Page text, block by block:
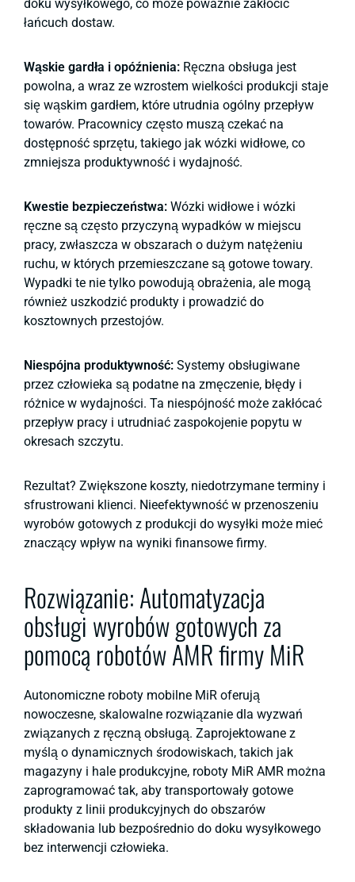
doku wysyłkowego, co może poważnie zakłócić
łańcuch dostaw.
Wąskie gardła i opóźnienia: Ręczna obsługa jest
powolna, a wraz ze wzrostem wielkości produkcji staje
się wąskim gardłem, które utrudnia ogólny przepływ
towarów. Pracownicy często muszą czekać na
dostępność sprzętu, takiego jak wózki widłowe, co
zmniejsza produktywność i wydajność.
Kwestie bezpieczeństwa: Wózki widłowe i wózki
ręczne są często przyczyną wypadków w miejscu
pracy, zwłaszcza w obszarach o dużym natężeniu
ruchu, w których przemieszczane są gotowe towary.
Wypadki te nie tylko powodują obrażenia, ale mogą
również uszkodzić produkty i prowadzić do
kosztownych przestojów.
Niespójna produktywność: Systemy obsługiwane
przez człowieka są podatne na zmęczenie, błędy i
różnice w wydajności. Ta niespójność może zakłócać
przepływ pracy i utrudniać zaspokojenie popytu w
okresach szczytu.
Rezultat? Zwiększone koszty, niedotrzymane terminy i
sfrustrowani klienci. Nieefektywność w przenoszeniu
wyrobów gotowych z produkcji do wysyłki może mieć
znaczący wpływ na wyniki finansowe firmy.
Rozwiązanie: Automatyzacja
obsługi wyrobów gotowych za
pomocą robotów AMR firmy MiR
Autonomiczne roboty mobilne MiR oferują
nowoczesne, skalowalne rozwiązanie dla wyzwań
związanych z ręczną obsługą. Zaprojektowane z
myślą o dynamicznych środowiskach, takich jak
magazyny i hale produkcyjne, roboty MiR AMR można
zaprogramować tak, aby transportowały gotowe
produkty z linii produkcyjnych do obszarów
składowania lub bezpośrednio do doku wysyłkowego
bez interwencji człowieka.